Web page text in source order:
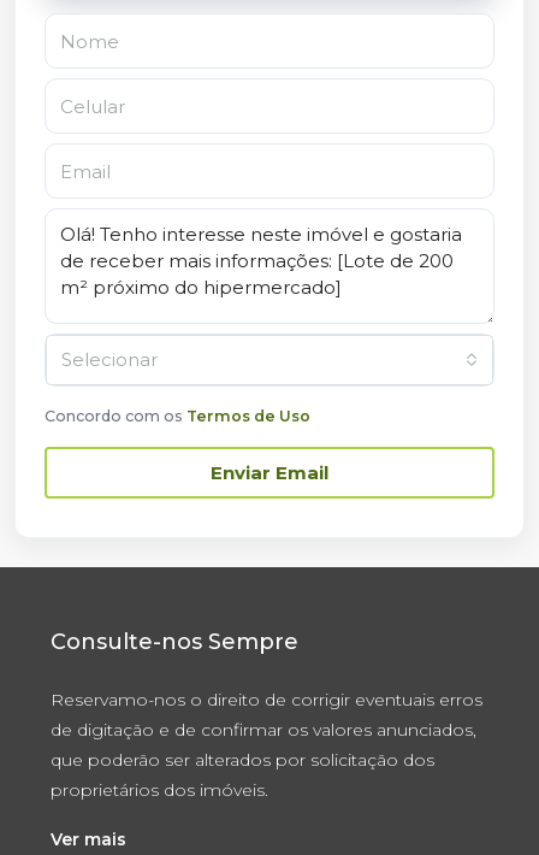
Selecionar
Concordo com os Termos de Uso
Enviar Email
Consulte-nos Sempre
Reservamo-nos o direito de corrigir eventuais erros
de digitação e de confirmar os valores anunciados,
que poderão ser alterados por solicitação dos
proprietários dos imóveis.
Ver mais